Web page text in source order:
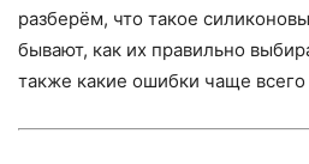
разберём, что такое
бывают, как их правильно
также какие ошибки чаще